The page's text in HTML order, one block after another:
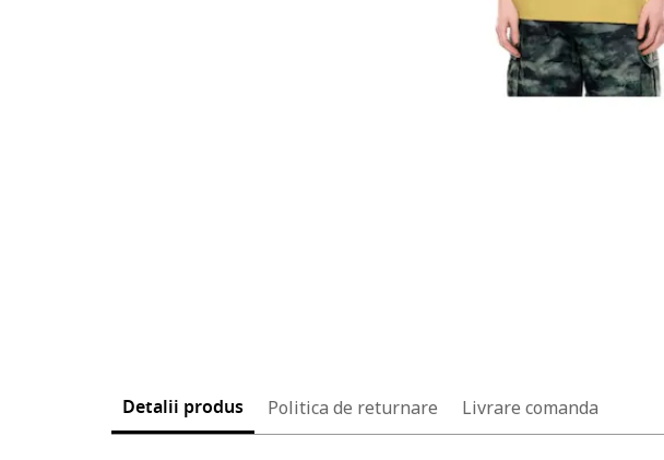
Detalii produs Politica de returnare Livrare comanda